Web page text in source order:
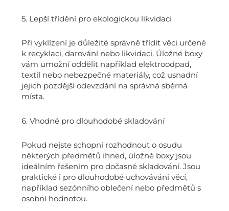
5. Lepší třídění pro ekologickou likvidaci
Při vyklízení je důležité správně třídit věci určené
k recyklaci, darování nebo likvidaci. Úložné boxy
vám umožní oddělit například elektroodpad,
textil nebo nebezpečné materiály, což usnadní
jejich pozdější odevzdání na správná sběrná
místa.
6. Vhodné pro dlouhodobé skladování
Pokud nejste schopni rozhodnout o osudu
některých předmětů ihned, úložné boxy jsou
ideálním řešením pro dočasné skladování. Jsou
praktické i pro dlouhodobé uchovávání věcí,
například sezónního oblečení nebo předmětů s
osobní hodnotou.